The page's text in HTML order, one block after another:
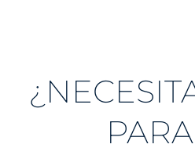
PARA